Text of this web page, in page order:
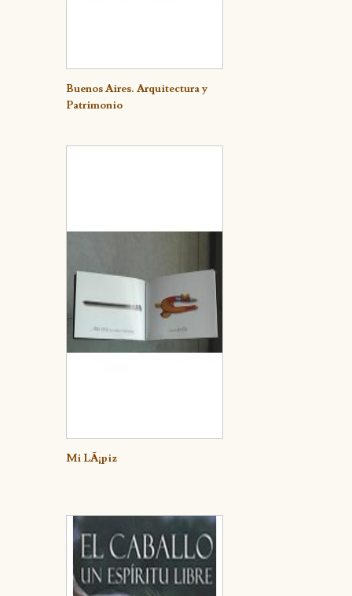
Detalle
Buenos Aires. Arquitectura y
Patrimonio
Detalle
Mi LÃ¡piz